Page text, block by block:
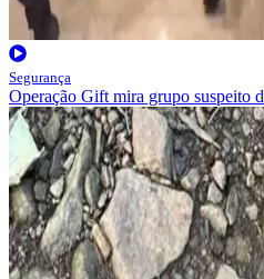
Segurança
Operação Gift mira grupo suspeito